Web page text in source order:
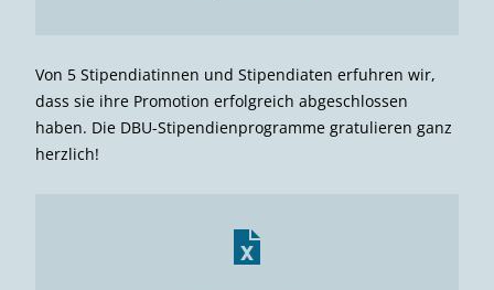
Von 5 Stipendiatinnen und Stipendiaten erfuhren wir,
dass sie ihre Promotion erfolgreich abgeschlossen
haben. Die DBU-Stipendienprogramme gratulieren ganz
herzlich!